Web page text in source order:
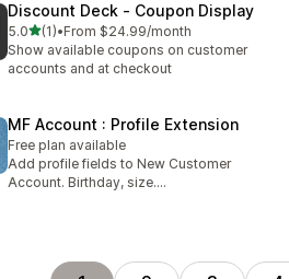
Discount Deck ‑ Coupon Display
5.0별 5개 중
(1)
총 리뷰 1개
•From $24.99/month
Show available coupons on customer
accounts and at checkout
MF Account : Profile Extension
Free plan available
Add profile fields to New Customer
Account. Birthday, size....